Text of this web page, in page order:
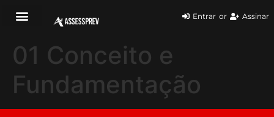
Entrar or Assinar
01 Conceito e
Fundamentação